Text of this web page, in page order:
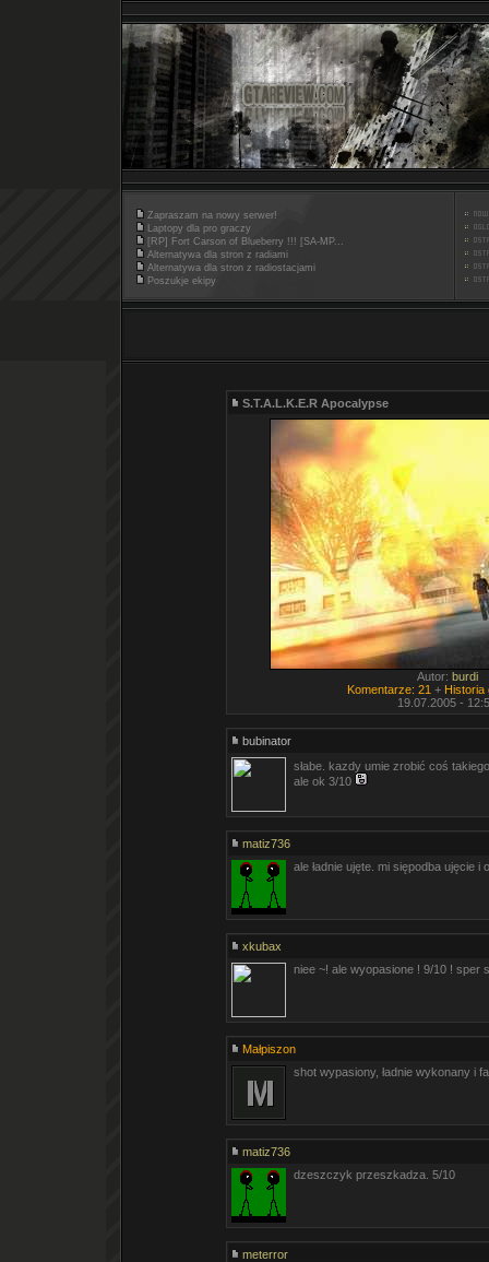
Zapraszam na nowy serwer!
Laptopy dla pro graczy
[RP] Fort Carson of Blueberry !!! [SA-MP...
Alternatywa dla stron z radiami
Alternatywa dla stron z radiostacjami
Poszukje ekipy
S.T.A.L.K.E.R Apocalypse
Autor: burdi
Komentarze: 21 + Historia
19.07.2005 -
bubinator
słabe. kazdy umie zrobić coś
ale ok 3/10
matiz736
ale ładnie ujęte. mi siępodba ujęcie i
xkubax
niee ~! ale wyopasione ! 9/10 ! sper
Małpiszon
shot wypasiony, ładnie wykonany i
matiz736
dzeszczyk przeszkadza. 5/10
meterror